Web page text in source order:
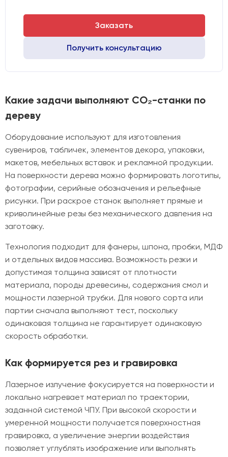
Заказать
Получить консультацию
Какие задачи выполняют CO₂-станки по
дереву
Оборудование используют для изготовления
сувениров, табличек, элементов декора, упаковки,
макетов, мебельных вставок и рекламной продукции.
На поверхности дерева можно формировать логотипы,
фотографии, серийные обозначения и рельефные
рисунки. При раскрое станок выполняет прямые и
криволинейные резы без механического давления на
заготовку.
Технология подходит для фанеры, шпона, пробки, МДФ
и отдельных видов массива. Возможность резки и
допустимая толщина зависят от плотности
материала, породы древесины, содержания смол и
мощности лазерной трубки. Для нового сорта или
партии сначала выполняют тест, поскольку
одинаковая толщина не гарантирует одинаковую
скорость обработки.
Как формируется рез и гравировка
Лазерное излучение фокусируется на поверхности и
локально нагревает материал по траектории,
заданной системой ЧПУ. При высокой скорости и
умеренной мощности получается поверхностная
гравировка, а увеличение энергии воздействия
позволяет углублять изображение или выполнять